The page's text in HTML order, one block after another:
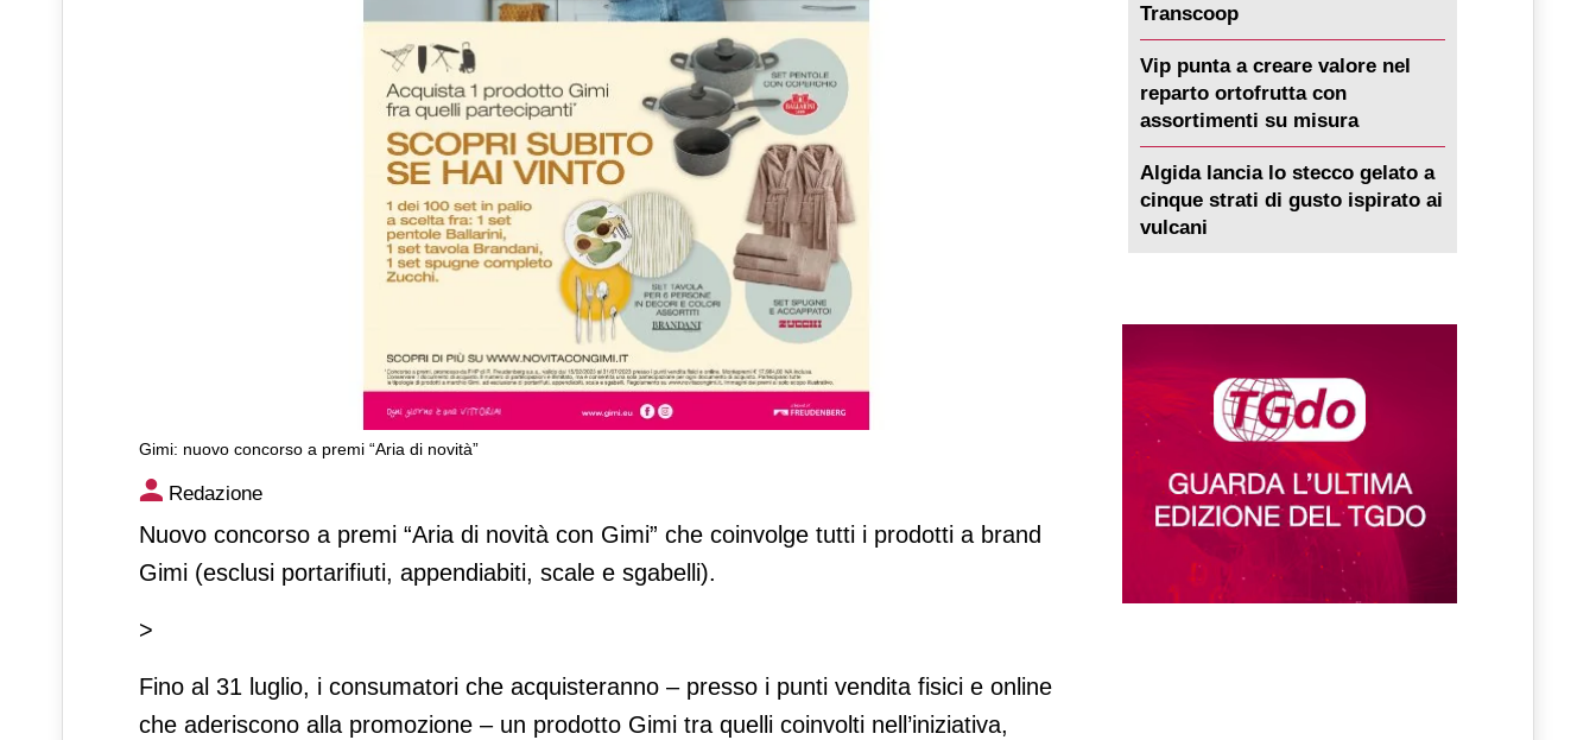
Gimi: nuovo concorso a premi “Aria di novità”
Gimi: nuovo concorso a premi “Aria di novità”
Redazione
Nuovo concorso a premi “Aria di novità con Gimi” che coinvolge tutti i prodotti a brand
Gimi (esclusi portarifiuti, appendiabiti, scale e sgabelli).
>
Fino al 31 luglio, i consumatori che acquisteranno – presso i punti vendita fisici e online
che aderiscono alla promozione – un prodotto Gimi tra quelli coinvolti nell’iniziativa,
Transcoop
Vip punta a creare valore nel
reparto ortofrutta con
assortimenti su misura
Algida lancia lo stecco gelato a
cinque strati di gusto ispirato ai
vulcani